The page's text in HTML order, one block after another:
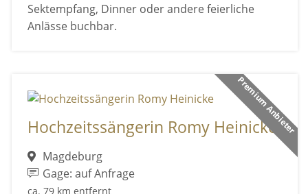
Sektempfang, Dinner oder andere feierliche
Anlässe buchbar.
Premium Anbieter
Hochzeitssängerin Romy Heinicke
Magdeburg
Gage: auf Anfrage
ca. 79 km entfernt